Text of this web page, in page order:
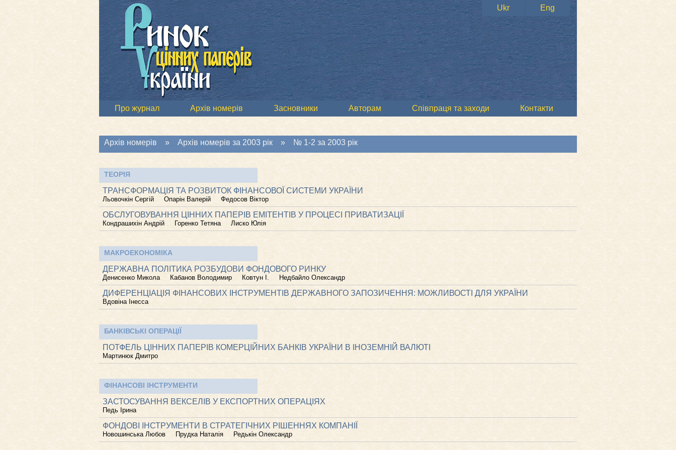
Ukr Eng
Про журнал Архів номерів Засновники Авторам Співпраця та заходи Контакти
Архів номерів » Архів номерів за 2003 рік » № 1-2 за 2003 рік
ТЕОРІЯ
ТРАНСФОРМАЦІЯ ТА РОЗВИТОК ФІНАНСОВОЇ СИСТЕМИ УКРАЇНИ
Льовочкін Сергій Опарін Валерій Федосов Віктор
ОБСЛУГОВУВАННЯ ЦІННИХ ПАПЕРІВ ЕМІТЕНТІВ У ПРОЦЕСІ ПРИВАТИЗАЦІЇ
Кондрашихін Андрій Горенко Тетяна Лиско Юлія
МАКРОЕКОНОМІКА
ДЕРЖАВНА ПОЛІТИКА РОЗБУДОВИ ФОНДОВОГО РИНКУ
Денисенко Микола Кабанов Володимир Ковтун І. Недбайло Олександр
ДИФЕРЕНЦІАЦІЯ ФІНАНСОВИХ ІНСТРУМЕНТІВ ДЕРЖАВНОГО ЗАПОЗИЧЕННЯ: МОЖЛИВОСТІ ДЛЯ УКРАЇНИ
Вдовіна Інесса
БАНКІВСЬКІ ОПЕРАЦІЇ
ПОТФЕЛЬ ЦІННИХ ПАПЕРІВ КОМЕРЦІЙНИХ БАНКІВ УКРАЇНИ В ІНОЗЕМНІЙ ВАЛЮТІ
Мартинюк Дмитро
ФІНАНСОВІ ІНСТРУМЕНТИ
ЗАСТОСУВАННЯ ВЕКСЕЛІВ У ЕКСПОРТНИХ ОПЕРАЦІЯХ
Педь Ірина
ФОНДОВІ ІНСТРУМЕНТИ В СТРАТЕГІЧНИХ РІШЕННЯХ КОМПАНІЇ
Новошинська Любов Прудка Наталія Редькін Олександр